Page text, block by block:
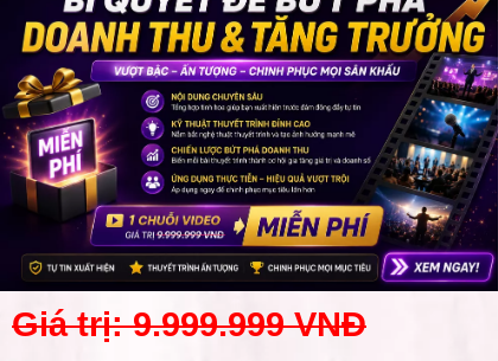
Giá trị: 9.999.999 VNĐ